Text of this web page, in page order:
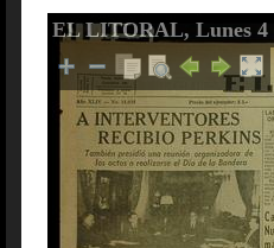
EL LITORAL, Lunes 4